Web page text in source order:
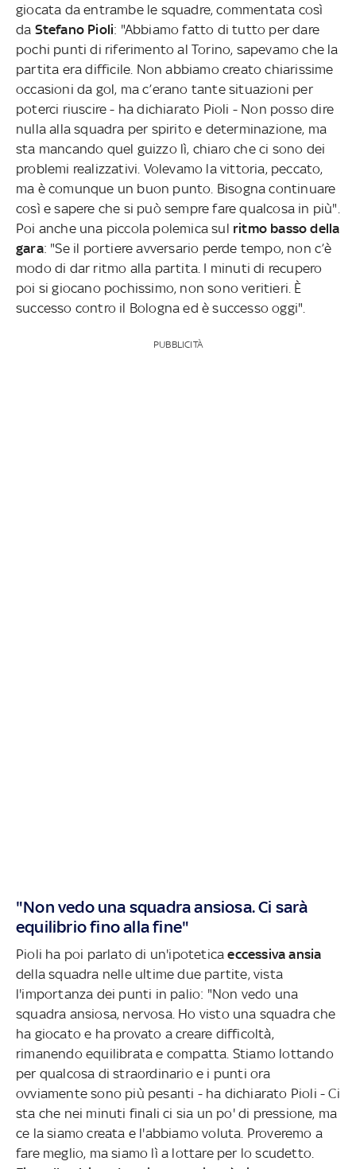
giocata da entrambe le squadre, commentata così
da Stefano Pioli: "Abbiamo fatto di tutto per dare
pochi punti di riferimento al Torino, sapevamo che la
partita era difficile. Non abbiamo creato chiarissime
occasioni da gol, ma c’erano tante situazioni per
poterci riuscire - ha dichiarato Pioli - Non posso dire
nulla alla squadra per spirito e determinazione, ma
sta mancando quel guizzo lì, chiaro che ci sono dei
problemi realizzativi. Volevamo la vittoria, peccato,
ma è comunque un buon punto. Bisogna continuare
così e sapere che si può sempre fare qualcosa in più".
Poi anche una piccola polemica sul ritmo basso della
gara: "Se il portiere avversario perde tempo, non c’è
modo di dar ritmo alla partita. I minuti di recupero
poi si giocano pochissimo, non sono veritieri. È
successo contro il Bologna ed è successo oggi".
PUBBLICITÀ
"Non vedo una squadra ansiosa. Ci sarà
equilibrio fino alla fine"
Pioli ha poi parlato di un'ipoteticaeccessiva ansia
della squadra nelle ultime due partite, vista
l'importanza dei punti in palio: "Non vedo una
squadra ansiosa, nervosa. Ho visto una squadra che
ha giocato e ha provato a creare difficoltà,
rimanendo equilibrata e compatta. Stiamo lottando
per qualcosa di straordinario e i punti ora
ovviamente sono più pesanti - ha dichiarato Pioli - Ci
sta che nei minuti finali ci sia un po' di pressione, ma
ce la siamo creata e l'abbiamo voluta. Proveremo a
fare meglio, ma siamo lì a lottare per lo scudetto.